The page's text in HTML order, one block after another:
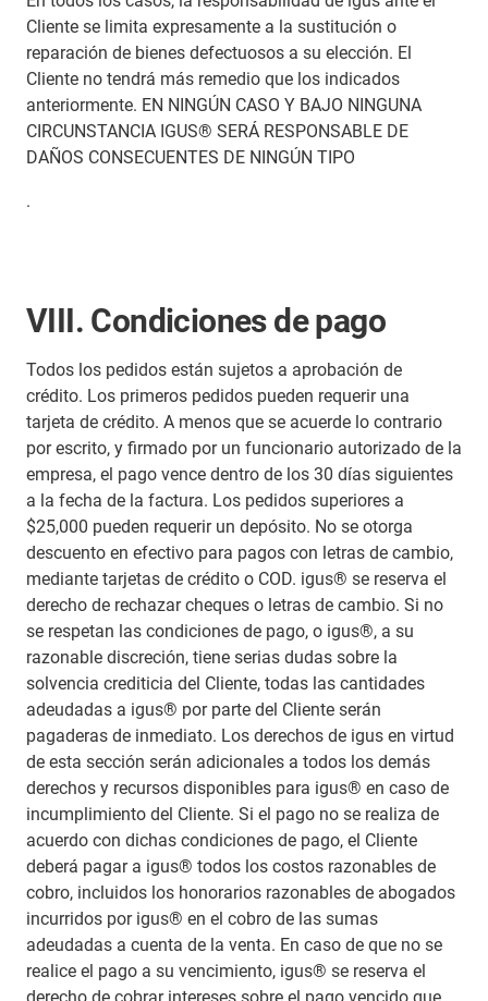
Cliente se limita expresamente a la sustitución o
reparación de bienes defectuosos a su elección. El
Cliente no tendrá más remedio que los indicados
anteriormente. EN NINGÚN CASO Y BAJO NINGUNA
CIRCUNSTANCIA IGUS® SERÁ RESPONSABLE DE
DAÑOS CONSECUENTES DE NINGÚN TIPO
.
VIII. Condiciones de pago
Todos los pedidos están sujetos a aprobación de
crédito. Los primeros pedidos pueden requerir una
tarjeta de crédito. A menos que se acuerde lo contrario
por escrito, y firmado por un funcionario autorizado de la
empresa, el pago vence dentro de los 30 días siguientes
a la fecha de la factura. Los pedidos superiores a
$25,000 pueden requerir un depósito. No se otorga
descuento en efectivo para pagos con letras de cambio,
mediante tarjetas de crédito o COD. igus® se reserva el
derecho de rechazar cheques o letras de cambio. Si no
se respetan las condiciones de pago, o igus®, a su
razonable discreción, tiene serias dudas sobre la
solvencia crediticia del Cliente, todas las cantidades
adeudadas a igus® por parte del Cliente serán
pagaderas de inmediato. Los derechos de igus en virtud
de esta sección serán adicionales a todos los demás
derechos y recursos disponibles para igus® en caso de
incumplimiento del Cliente. Si el pago no se realiza de
acuerdo con dichas condiciones de pago, el Cliente
deberá pagar a igus® todos los costos razonables de
cobro, incluidos los honorarios razonables de abogados
incurridos por igus® en el cobro de las sumas
adeudadas a cuenta de la venta. En caso de que no se
realice el pago a su vencimiento, igus® se reserva el